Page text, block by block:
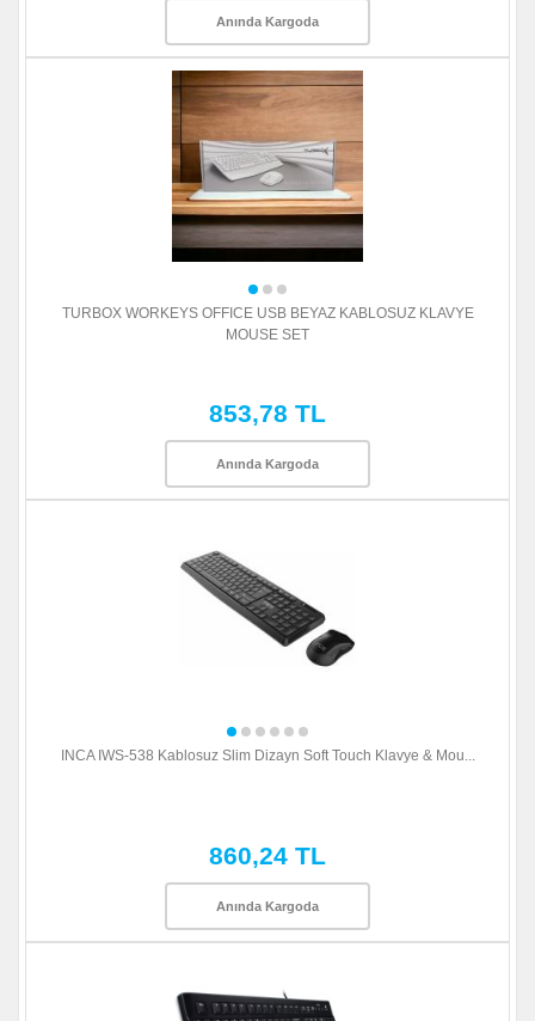
Anında Kargoda
TURBOX WORKEYS OFFICE USB BEYAZ KABLOSUZ KLAVYE
MOUSE SET
853,78 TL
Anında Kargoda
INCA IWS-538 Kablosuz Slim Dizayn Soft Touch Klavye & Mou...
860,24 TL
Anında Kargoda